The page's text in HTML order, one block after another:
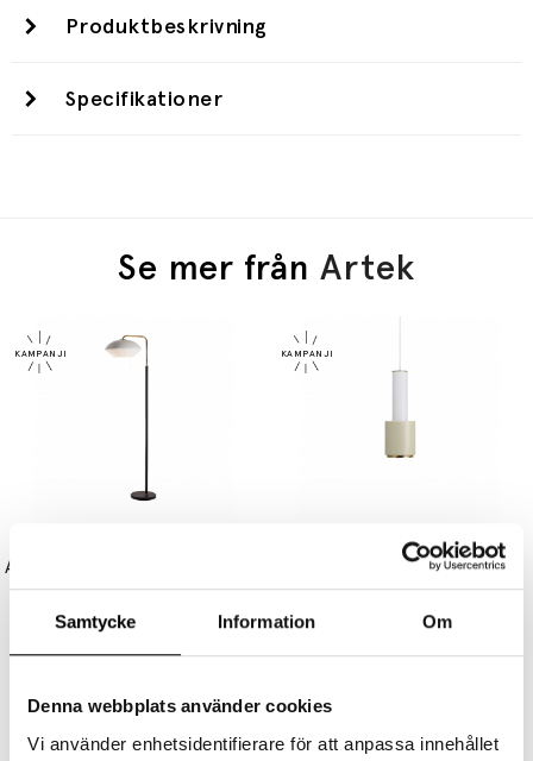
Samtycke Information Om
Denna webbplats använder cookies
Vi använder enhetsidentifierare för att anpassa innehållet
Produktbeskrivning
Specifikationer
Se mer frånArtek
27470 kr 23075 kr
A110 "Hand Grenade" Pendel Duo-Tone White/Linen Limited Edition
5945 kr 4994 kr